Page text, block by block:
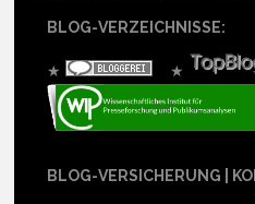
BLOG-VERZEICHNISSE:
★ ★
BLOG-VERSICHERUNG |